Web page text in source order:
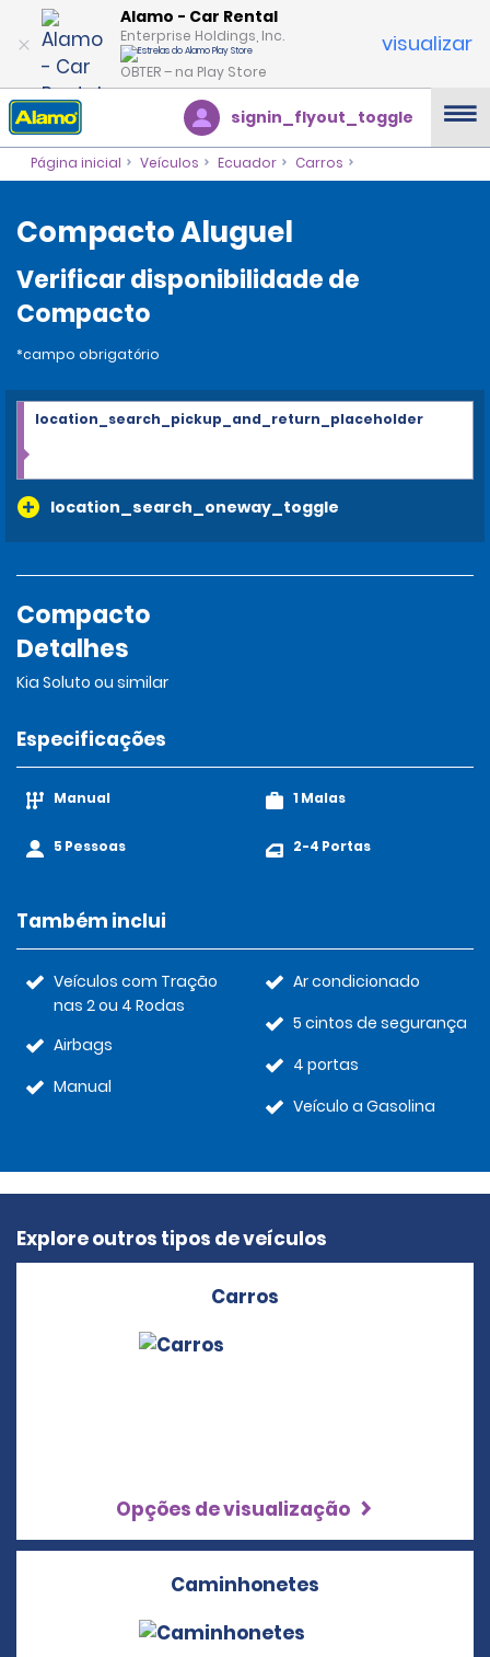
Alamo - Car Rental
Enterprise Holdings, Inc.
OBTER – na Play Store
visualizar
signin_flyout_toggle
Página inicial Veículos Ecuador Carros
Compacto Aluguel
Verificar disponibilidade de
Compacto
*campo obrigatório
location_search_oneway_toggle
location_search_pickup_and_return_placeholder
Compacto
Detalhes
Kia Soluto ou similar
Especificações
Manual
5 Pessoas
1 Malas
2-4 Portas
Também inclui
Veículos com Tração
nas 2 ou 4 Rodas
Airbags
Manual
Ar condicionado
5 cintos de segurança
4 portas
Veículo a Gasolina
Explore outros tipos de veículos
Carros
Opções de visualização
Caminhonetes